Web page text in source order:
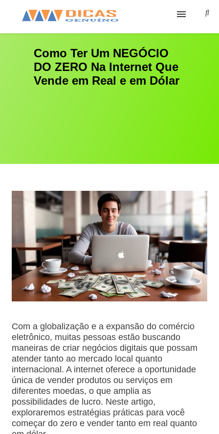
Cursos
Como Ter Um NEGÓCIO
DO ZERO Na Internet Que
Vende em Real e em Dólar
Com a globalização e a expansão do comércio
eletrônico, muitas pessoas estão buscando
maneiras de criar negócios digitais que possam
atender tanto ao mercado local quanto
internacional. A internet oferece a oportunidade
única de vender produtos ou serviços em
diferentes moedas, o que amplia as
possibilidades de lucro. Neste artigo,
exploraremos estratégias práticas para você
começar do zero e vender tanto em real quanto